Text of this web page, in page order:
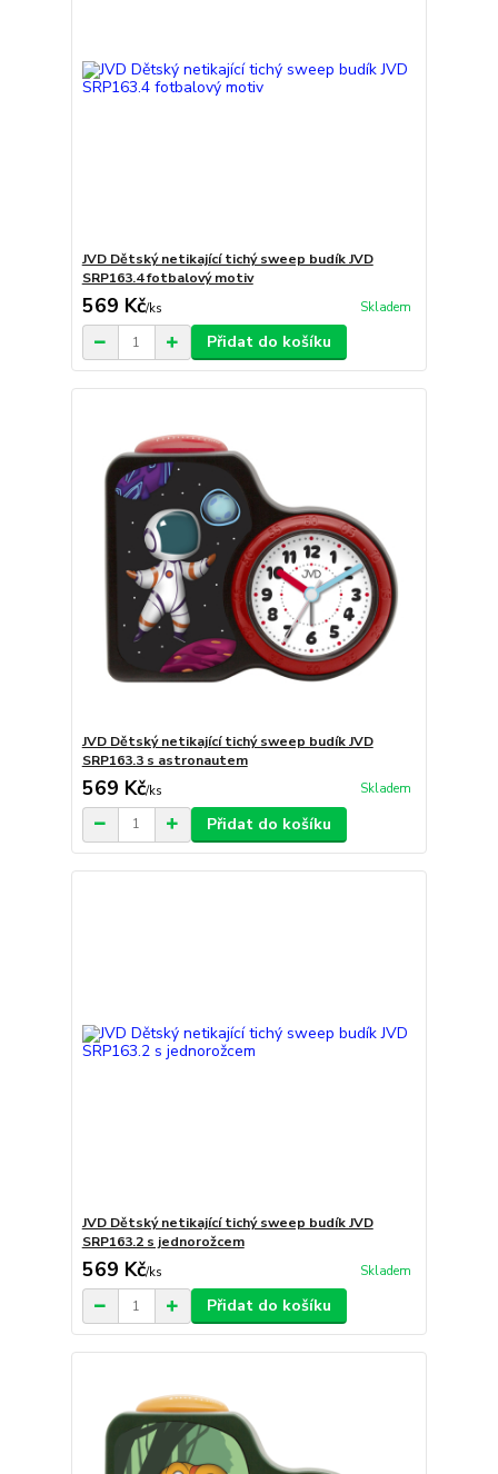
JVD Dětský netikající tichý sweep budík JVD
SRP163.4 fotbalový motiv
569 Kč/ks Skladem
Přidat do košíku
JVD Dětský netikající tichý sweep budík JVD
SRP163.3 s astronautem
569 Kč/ks Skladem
Přidat do košíku
JVD Dětský netikající tichý sweep budík JVD
SRP163.2 s jednorožcem
569 Kč/ks Skladem
Přidat do košíku